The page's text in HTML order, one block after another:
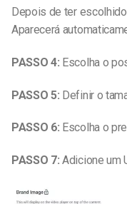
Depois de ter
Aparecerá
PASSO 4: Escolha o
PASSO 5: Definir o
PASSO 6: Escolha o
PASSO 7:Adicione um